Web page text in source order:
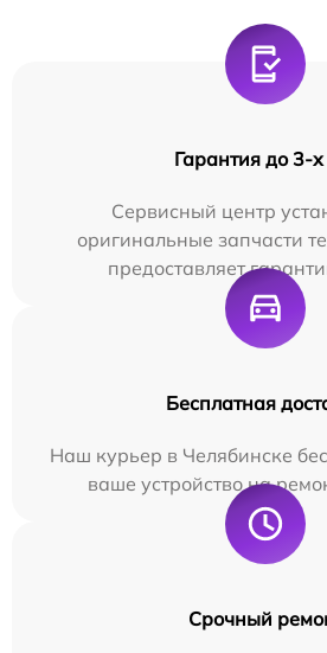
Гарантия до 3-х
Сервисный центр
оригинальные запчасти
предоставляет
Бесплатная
Наш курьер в Челябинске
ваше устройство на
Срочный